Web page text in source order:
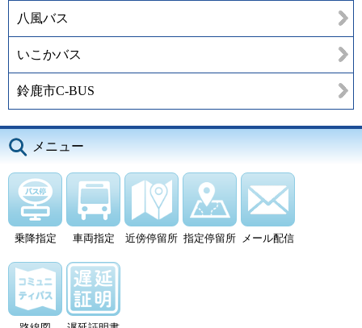
八風バス
いこかバス
鈴鹿市C-BUS
メニュー
乗降指定 車両指定 近傍停留所 指定停留所 メール配信